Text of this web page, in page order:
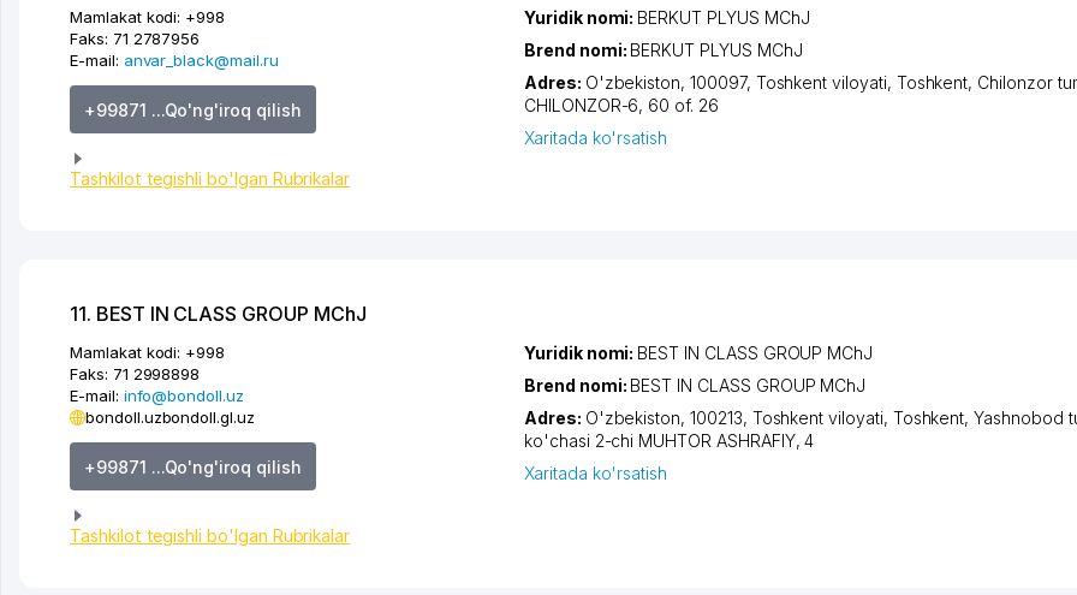
Mamlakat kodi: +998
Faks: 71 2787956
E-mail: anvar_black@mail.ru
+99871 ...Qo'ng'iroq qilish
Tashkilot tegishli bo'lgan Rubrikalar
Yuridik nomi: BERKUT PLYUS MChJ
Brend nomi: BERKUT PLYUS MChJ
Adres: O'zbekiston, 100097, Toshkent viloyati, Toshkent, Chilonzor
CHILONZOR-6, 60 of. 26
Xaritada ko'rsatish
11. BEST IN CLASS GROUP MChJ
Mamlakat kodi: +998
Faks: 71 2998898
E-mail: info@bondoll.uz
bondoll.uzbondoll.gl.uz
+99871 ...Qo'ng'iroq qilish
Tashkilot tegishli bo'lgan Rubrikalar
Yuridik nomi: BEST IN CLASS GROUP MChJ
Brend nomi: BEST IN CLASS GROUP MChJ
Adres: O'zbekiston, 100213, Toshkent viloyati, Toshkent,Yashnobod
ko'chasi 2-chi MUHTOR ASHRAFIY, 4
Xaritada ko'rsatish